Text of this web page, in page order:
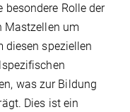
besondere Rolle der
Mastzellen um
diesen speziellen
was zur Bildung
Dies ist ein